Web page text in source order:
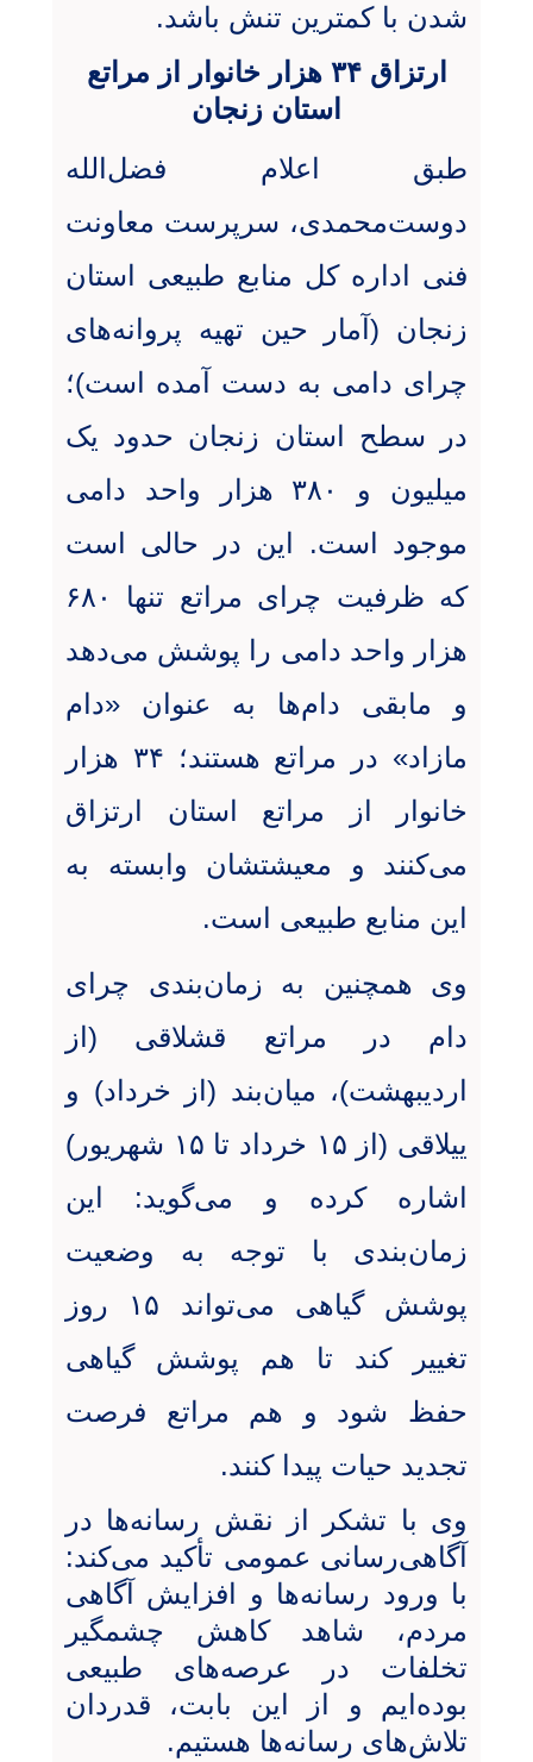
شدن با کمترین تنش باشد.
ارتزاق ۳۴ هزار خانوار از مراتع
استان زنجان
طبق اعلام فضل‌الله
دوست‌محمدی، سرپرست معاونت
فنی اداره کل منابع طبیعی استان
زنجان (آمار حین تهیه پروانه‌های
چرای دامی به دست آمده است)؛
در سطح استان زنجان حدود یک
میلیون و ۳۸۰ هزار واحد دامی
موجود است. این در حالی است
که ظرفیت چرای مراتع تنها ۶۸۰
هزار واحد دامی را پوشش می‌دهد
و مابقی دام‌ها به عنوان «دام
مازاد» در مراتع هستند؛ ۳۴ هزار
خانوار از مراتع استان ارتزاق
می‌کنند و معیشتشان وابسته به
این منابع طبیعی است.
وی همچنین به زمان‌بندی چرای
دام در مراتع قشلاقی (از
اردیبهشت)، میان‌بند (از خرداد) و
ییلاقی (از ۱۵ خرداد تا ۱۵ شهریور)
اشاره کرده و می‌گوید: این
زمان‌بندی با توجه به وضعیت
پوشش گیاهی می‌تواند ۱۵ روز
تغییر کند تا هم پوشش گیاهی
حفظ شود و هم مراتع فرصت
تجدید حیات پیدا کنند.
وی با تشکر از نقش رسانه‌ها در
آگاهی‌رسانی عمومی تأکید می‌کند:
با ورود رسانه‌ها و افزایش آگاهی
مردم، شاهد کاهش چشمگیر
تخلفات در عرصه‌های طبیعی
بوده‌ایم و از این بابت، قدردان
تلاش‌های رسانه‌ها هستیم.